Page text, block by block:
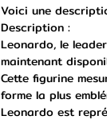
Voici une
Description :
Leonardo, le
maintenant
Cette figurine
forme la plus
Leonardo est